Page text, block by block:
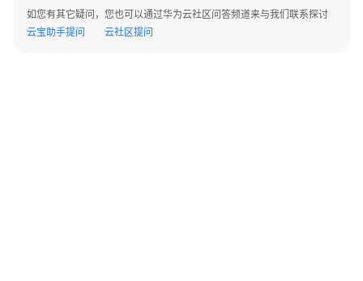
资
源
如您有其它疑问，您也可以通过华为云社区问答频道来与我们联系探讨
云宝助手提问
云社区提问